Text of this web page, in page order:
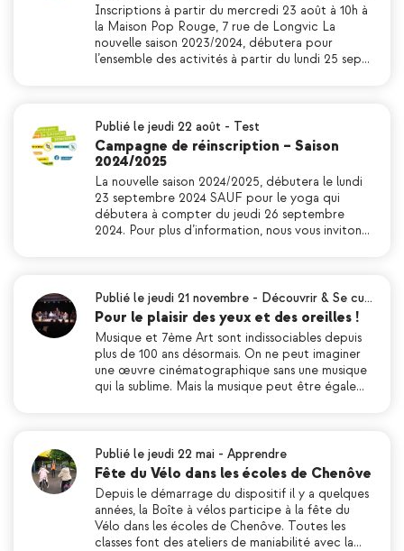
Inscriptions à partir du mercredi 23 août à 10h à
la Maison Pop Rouge, 7 rue de Longvic La
nouvelle saison 2023/2024, débutera pour
l’ensemble des activités à partir du lundi 25 sep…
Publié le jeudi 22 août - Test
Campagne de réinscription – Saison
2024/2025
La nouvelle saison 2024/2025, débutera le lundi
23 septembre 2024 SAUF pour le yoga qui
débutera à compter du jeudi 26 septembre
2024. Pour plus d’information, nous vous inviton…
Publié le jeudi 21 novembre - Découvrir & Se cu…
Pour le plaisir des yeux et des oreilles !
Musique et 7ème Art sont indissociables depuis
plus de 100 ans désormais. On ne peut imaginer
une œuvre cinématographique sans une musique
qui la sublime. Mais la musique peut être égale…
Publié le jeudi 22 mai - Apprendre
Fête du Vélo dans les écoles de Chenôve
Depuis le démarrage du dispositif il y a quelques
années, la Boîte à vélos participe à la fête du
Vélo dans les écoles de Chenôve. Toutes les
classes font des ateliers de maniabilité avec la…